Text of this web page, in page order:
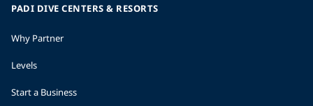
PADI DIVE CENTERS & RESORTS
Why Partner
Levels
Start a Business